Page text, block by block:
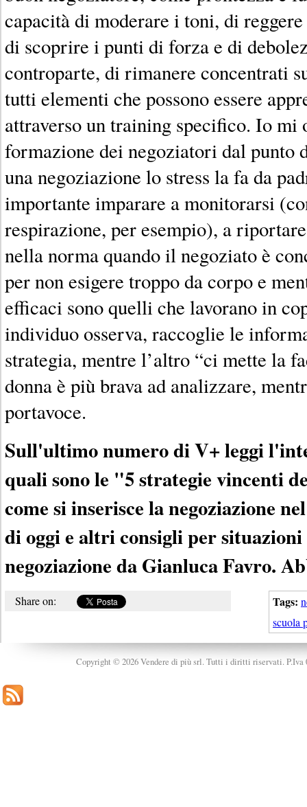
capacità di moderare i toni, di
di scoprire i punti di forza e di
controparte, di rimanere concentrati
tutti elementi che possono essere
attraverso un training specifico. Io mi
formazione dei negoziatori dal punto
una negoziazione lo stress la fa da
importante imparare a monitorarsi
respirazione, per esempio), a
nella norma quando il negoziato è
per non esigere troppo da corpo e
efficaci sono quelli che lavorano in
individuo osserva, raccoglie le
strategia, mentre l’altro “ci mette la
donna è più brava ad analizzare,
portavoce.
Sull'ultimo numero di V+ leggi
quali sono le "5 strategie vincenti
come si inserisce la negoziazione
di oggi e altri consigli per
negoziazione da Gianluca Favro.
Tags:
scuola
Share on:
Copyright © 2026 Vendere di più srl. Tutti i diritti riservati. P.Iva